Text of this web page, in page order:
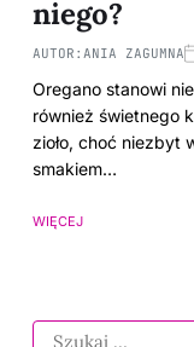
niego?
AUTOR: ANIA ZAGUMNA
Oregano stanowi
również świetnego
zioło, choć niezbyt
smakiem…
WIĘCEJ